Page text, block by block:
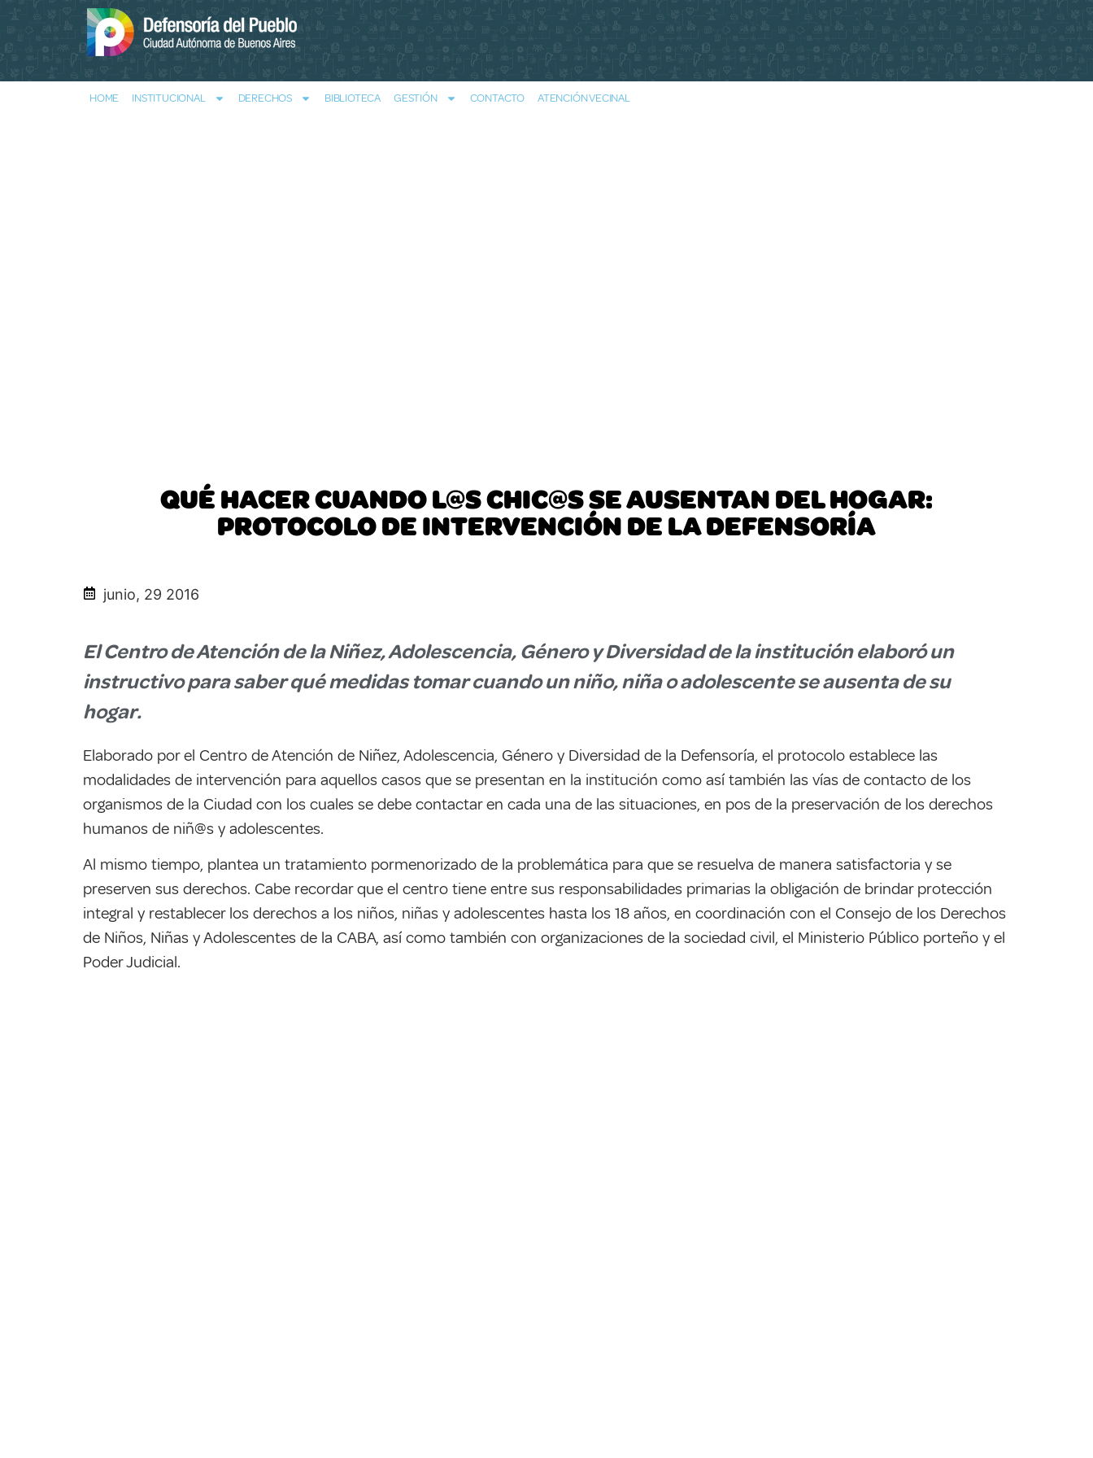
HOME INSTITUCIONAL DERECHOS BIBLIOTECA GESTIÓN CONTACTO ATENCIÓN VECINAL
QUÉ HACER CUANDO L@S CHIC@S SE AUSENTAN DEL HOGAR:
PROTOCOLO DE INTERVENCIÓN DE LA DEFENSORÍA
junio, 29 2016
El Centro de Atención de la Niñez, Adolescencia, Género y Diversidad de la institución elaboró un
instructivo para saber qué medidas tomar cuando un niño, niña o adolescente se ausenta de su
hogar.
Elaborado por el Centro de Atención de Niñez, Adolescencia, Género y Diversidad de la Defensoría, el protocolo establece las
modalidades de intervención para aquellos casos que se presentan en la institución como así también las vías de contacto de los
organismos de la Ciudad con los cuales se debe contactar en cada una de las situaciones, en pos de la preservación de los derechos
humanos de niñ@s y adolescentes.
Al mismo tiempo, plantea un tratamiento pormenorizado de la problemática para que se resuelva de manera satisfactoria y se
preserven sus derechos. Cabe recordar que el centro tiene entre sus responsabilidades primarias la obligación de brindar protección
integral y restablecer los derechos a los niños, niñas y adolescentes hasta los 18 años, en coordinación con el Consejo de los Derechos
de Niños, Niñas y Adolescentes de la CABA, así como también con organizaciones de la sociedad civil, el Ministerio Público porteño y el
Poder Judicial.